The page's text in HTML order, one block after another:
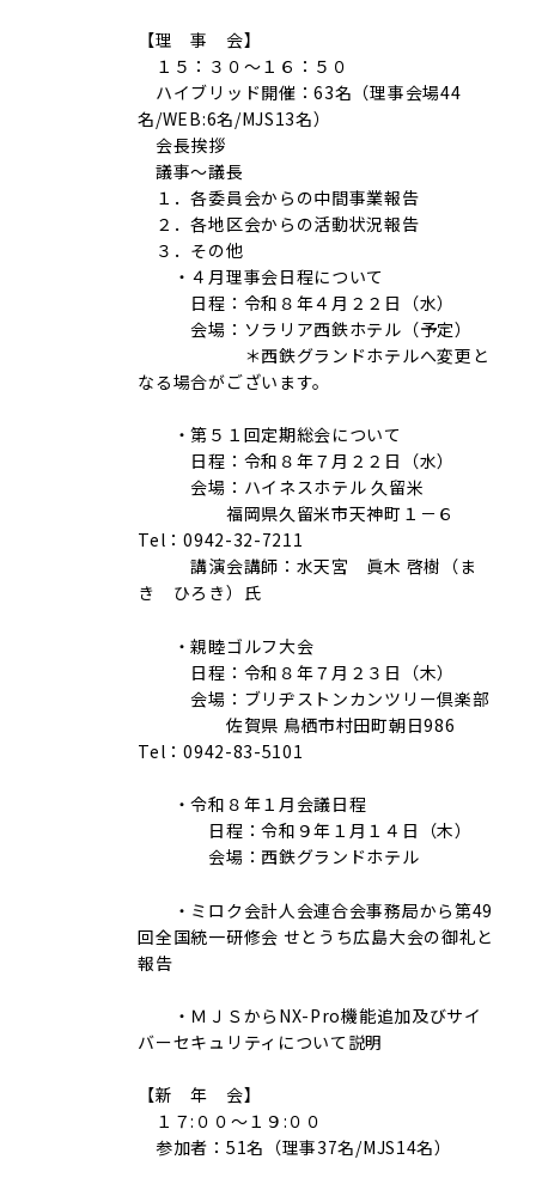
【理 事 会】
１５：３０～１６：５０
ハイブリッド開催：63名（理事会場44
名/WEB:6名/MJS13名）
会長挨拶
議事～議長
１．各委員会からの中間事業報告
２．各地区会からの活動状況報告
３．その他
・４月理事会日程について
日程：令和８年４月２２日（水）
会場：ソラリア西鉄ホテル（予定）
＊西鉄グランドホテルへ変更と
なる場合がございます。
・第５１回定期総会について
日程：令和８年７月２２日（水）
会場：ハイネスホテル 久留米
福岡県久留米市天神町１－６
Tel：0942-32-7211
講演会講師：水天宮 眞木 啓樹（ま
き ひろき）氏
・親睦ゴルフ大会
日程：令和８年７月２３日（木）
会場：ブリヂストンカンツリー倶楽部
佐賀県 鳥栖市村田町朝日986
Tel：0942-83-5101
・令和８年１月会議日程
日程：令和９年１月１４日（木）
会場：西鉄グランドホテル
・ミロク会計人会連合会事務局から第49
回全国統一研修会 せとうち広島大会の御礼と
報告
・ＭＪＳからNX-Pro機能追加及びサイ
バーセキュリティについて説明
【新 年 会】
１７:００～１９:００
参加者：51名（理事37名/MJS14名）